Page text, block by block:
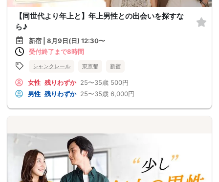
【同世代より年上と】年上男性との出会いを探すな
ら♪
新宿 | 8月9日(日) 12:30〜
受付終了まで8時間
シャンクレール 東京都 新宿
女性 残りわずか 25〜35歳 500円
男性 残りわずか 25〜35歳 6,000円